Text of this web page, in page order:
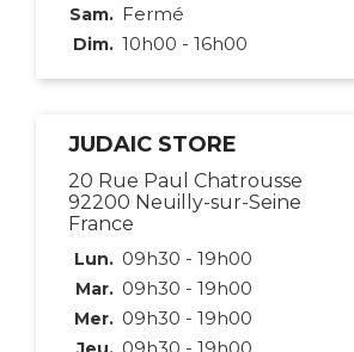
Sam. Fermé
Dim. 10h00 - 16h00
JUDAIC STORE
20 Rue Paul Chatrousse
92200 Neuilly-sur-Seine
France
Lun. 09h30 - 19h00
Mar. 09h30 - 19h00
Mer. 09h30 - 19h00
09h30 - 19h00